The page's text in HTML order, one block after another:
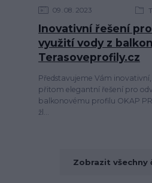
09 08 2023
Inovativní řešení
využití vody z
Terasoveprofily.cz
Představujeme Vám
přitom elegantní řešení pro
balkonovému profilu OKAP
žl...
Zobrazit všechny